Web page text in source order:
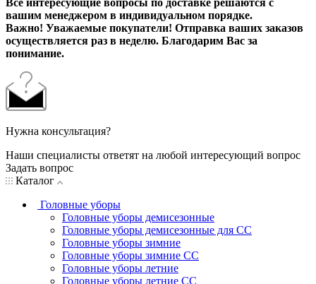
Все интересующие вопросы по доставке решаются с
вашим менеджером в индивидуальном порядке.
Важно! Уважаемые покупатели! Отправка ваших заказов
осуществляется раз в неделю. Благодарим Вас за
понимание.
Нужна консультация?
Наши специалисты ответят на любой интересующий вопрос
Задать вопрос
Каталог
Головные уборы
Головные уборы демисезонные
Головные уборы демисезонные для СС
Головные уборы зимние
Головные уборы зимние СС
Головные уборы летние
Головные уборы летние СС